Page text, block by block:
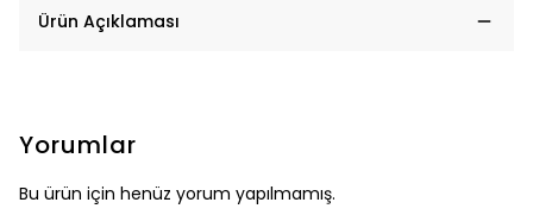
Ürün Açıklaması
Yorumlar
Bu ürün için henüz yorum yapılmamış.